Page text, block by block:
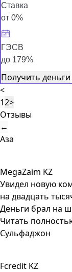
Ставка
от 0%
ГЭСВ
до 179%
Получить деньги
<
12>
Отзывы
←
Аза
MegaZaim KZ
Увидел новую
на двадцать
Деньги брал на
Читать
Сульфаджон
Fcredit KZ